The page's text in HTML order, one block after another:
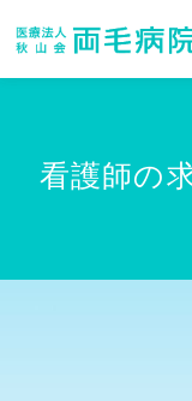
看護師の